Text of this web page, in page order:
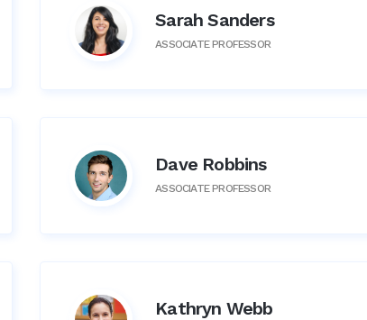
Sarah Sanders
ASSOCIATE PROFESSOR
Dave Robbins
ASSOCIATE PROFESSOR
Kathryn Webb